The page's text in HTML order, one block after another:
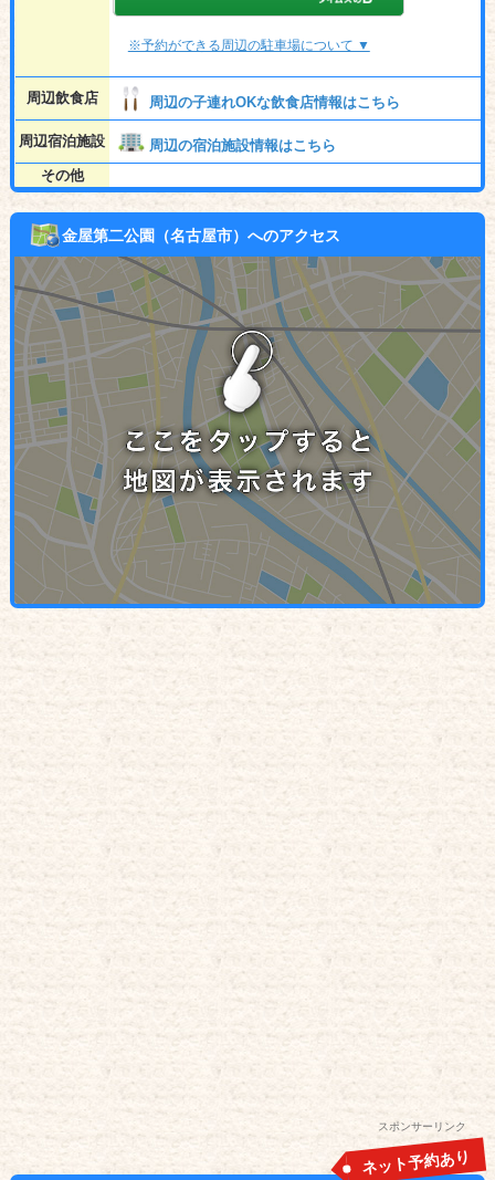
※予約ができる周辺の駐車場について ▼
周辺飲食店 周辺の子連れOKな飲食店情報はこちら
周辺宿泊施設
周辺の宿泊施設情報はこちら
その他
金屋第二公園（名古屋市）へのアクセス
スポンサーリンク
ネット予約あり